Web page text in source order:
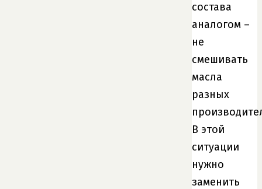
состава
аналогом –
не
смешивать
масла
разных
В этой
ситуации
нужно
заменить